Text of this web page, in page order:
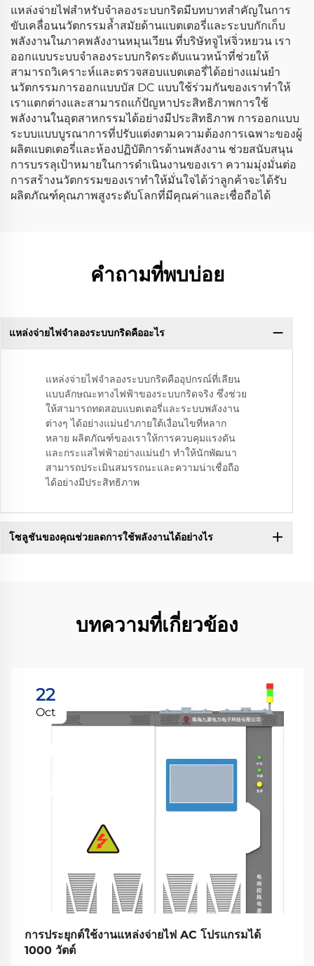
แหล่งจ่ายไฟสำหรับจำลองระบบกริดมีบทบาทสำคัญในการ
ขับเคลื่อนนวัตกรรมล้ำสมัยด้านแบตเตอรี่และระบบกักเก็บ
พลังงานในภาคพลังงานหมุนเวียน ที่บริษัทจูไห่จิ่วหยวน เรา
ออกแบบระบบจำลองระบบกริดระดับแนวหน้าที่ช่วยให้
สามารถวิเคราะห์และตรวจสอบแบตเตอรี่ได้อย่างแม่นยำ
นวัตกรรมการออกแบบบัส DC แบบใช้ร่วมกันของเราทำให้
เราแตกต่างและสามารถแก้ปัญหาประสิทธิภาพการใช้
พลังงานในอุตสาหกรรมได้อย่างมีประสิทธิภาพ การออกแบบ
ระบบแบบบูรณาการที่ปรับแต่งตามความต้องการเฉพาะของผู้
ผลิตแบตเตอรี่และห้องปฏิบัติการด้านพลังงาน ช่วยสนับสนุน
การบรรลุเป้าหมายในการดำเนินงานของเรา ความมุ่งมั่นต่อ
การสร้างนวัตกรรมของเราทำให้มั่นใจได้ว่าลูกค้าจะได้รับ
ผลิตภัณฑ์คุณภาพสูงระดับโลกที่มีคุณค่าและเชื่อถือได้
คำถามที่พบบ่อย
แหล่งจ่ายไฟจำลองระบบกริดคืออะไร
แหล่งจ่ายไฟจำลองระบบกริดคืออุปกรณ์ที่เลียน
แบบลักษณะทางไฟฟ้าของระบบกริดจริง ซึ่งช่วย
ให้สามารถทดสอบแบตเตอรี่และระบบพลังงาน
ต่างๆ ได้อย่างแม่นยำภายใต้เงื่อนไขที่หลาก
หลาย ผลิตภัณฑ์ของเราให้การควบคุมแรงดัน
และกระแสไฟฟ้าอย่างแม่นยำ ทำให้นักพัฒนา
สามารถประเมินสมรรถนะและความน่าเชื่อถือ
ได้อย่างมีประสิทธิภาพ
โซลูชันของคุณช่วยลดการใช้พลังงานได้อย่างไร
บทความที่เกี่ยวข้อง
22
Oct
การประยุกต์ใช้งานแหล่งจ่ายไฟ AC โปรแกรมได้
1000 วัตต์